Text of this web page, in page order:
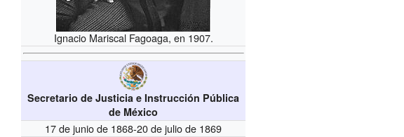
Ignacio Mariscal Fagoaga, en 1907.
Secretario de Justicia e Instrucción Pública
de México
17 de junio de 1868-20 de julio de 1869